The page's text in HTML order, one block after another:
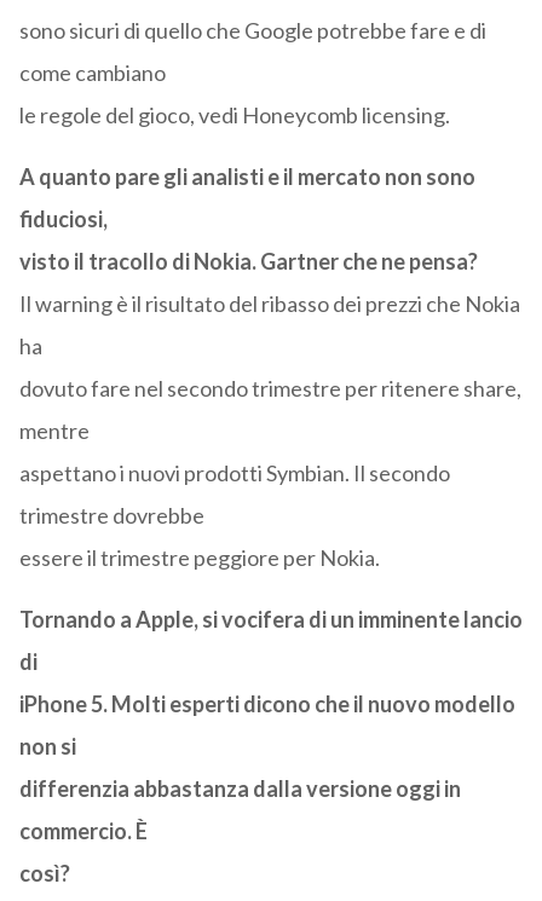
sono sicuri di quello che Google potrebbe fare e di
come cambiano
le regole del gioco, vedi Honeycomb licensing.
A quanto pare gli analisti e il mercato non sono
fiduciosi,
visto il tracollo di Nokia. Gartner che ne pensa?
Il warning è il risultato del ribasso dei prezzi che Nokia
ha
dovuto fare nel secondo trimestre per ritenere share,
mentre
aspettano i nuovi prodotti Symbian. Il secondo
trimestre dovrebbe
essere il trimestre peggiore per Nokia.
Tornando a Apple, si vocifera di un imminente lancio
di
iPhone 5. Molti esperti dicono che il nuovo modello
non si
differenzia abbastanza dalla versione oggi in
commercio. È
così?